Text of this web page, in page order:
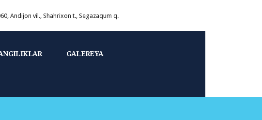
Andijon vil., Shahrixon t., Segazaqum q.
GALEREYA